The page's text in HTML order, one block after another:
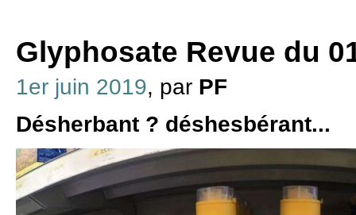
Glyphosate Revue du
1er juin 2019, par PF
Désherbant ? déshesbérant...